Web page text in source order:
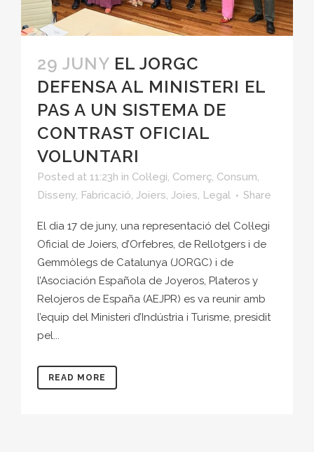
29 JUNY EL JORGC
DEFENSA AL MINISTERI EL
PAS A UN SISTEMA DE
CONTRAST OFICIAL
VOLUNTARI
Posted at 11:23h in Col·legi, Comerç, Consum,
Disseny, Fabricació, Joiers, Joies, Legal Share
El dia 17 de juny, una representació del Col·legi
Oficial de Joiers, d’Orfebres, de Rellotgers i de
Gemmòlegs de Catalunya (JORGC) i de
l’Asociación Española de Joyeros, Plateros y
Relojeros de España (AEJPR) es va reunir amb
l’equip del Ministeri d’Indústria i Turisme, presidit
pel...
READ MORE